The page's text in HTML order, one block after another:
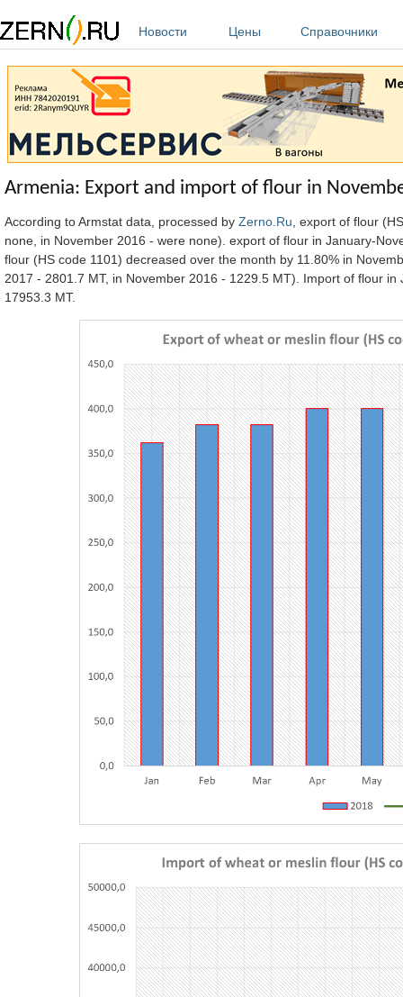
Новости
Цены Справочники
Armenia: Export and import of flour in
According to Armstat data, processed by Zerno.Ru , export of flour
none, in November 2016 - were none). export of flour in January-
flour (HS code 1101) decreased over the month by 11.80% in
2017 - 2801.7 MT, in November 2016 - 1229.5 MT). Import of flour
17953.3 MT.